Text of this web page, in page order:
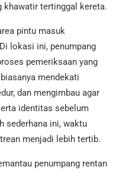
khawatir tertinggal kereta.
pintu masuk
lokasi ini, penumpang
pemeriksaan yang
mendekati
dan mengimbau agar
identitas sebelum
sederhana ini, waktu
menjadi lebih tertib.
penumpang rentan